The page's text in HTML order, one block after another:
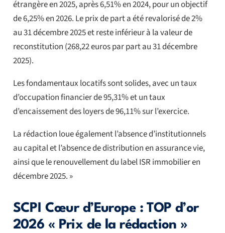
étrangère en 2025, après 6,51% en 2024, pour un objectif
de 6,25% en 2026. Le prix de part a été revalorisé de 2%
au 31 décembre 2025 et reste inférieur à la valeur de
reconstitution (268,22 euros par part au 31 décembre
2025).
Les fondamentaux locatifs sont solides, avec un taux
d’occupation financier de 95,31% et un taux
d’encaissement des loyers de 96,11% sur l’exercice.
La rédaction loue également l’absence d’institutionnels
au capital et l’absence de distribution en assurance vie,
ainsi que le renouvellement du label ISR immobilier en
décembre 2025. »
SCPI Cœur d’Europe : TOP d’or
2026 « Prix de la rédaction »